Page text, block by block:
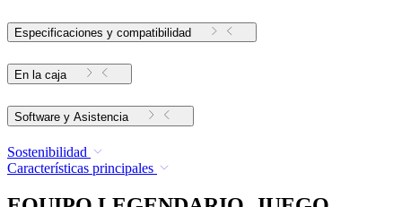
Especificaciones y compatibilidad
En la caja
Software y Asistencia
Sostenibilidad
Características principales